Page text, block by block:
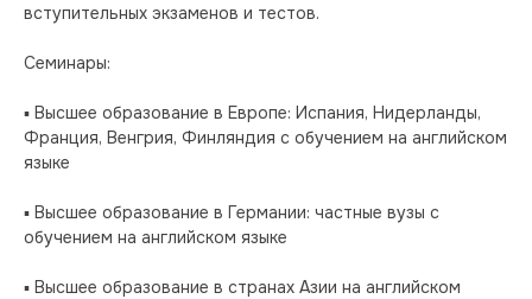
вступительных экзаменов и тестов.
Семинары:
▪️ Высшее образование в Европе: Испания, Нидерланды,
Франция, Венгрия, Финляндия с обучением на английском
языке
▪️ Высшее образование в Германии: частные вузы с
обучением на английском языке
▪️ Высшее образование в странах Азии на английском